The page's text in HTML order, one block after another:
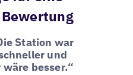
Station war
und
besser.“